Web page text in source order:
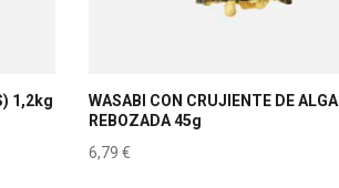
1,2kg
WASABI CON CRUJIENTE DE ALGA
REBOZADA 45g
6,79 €